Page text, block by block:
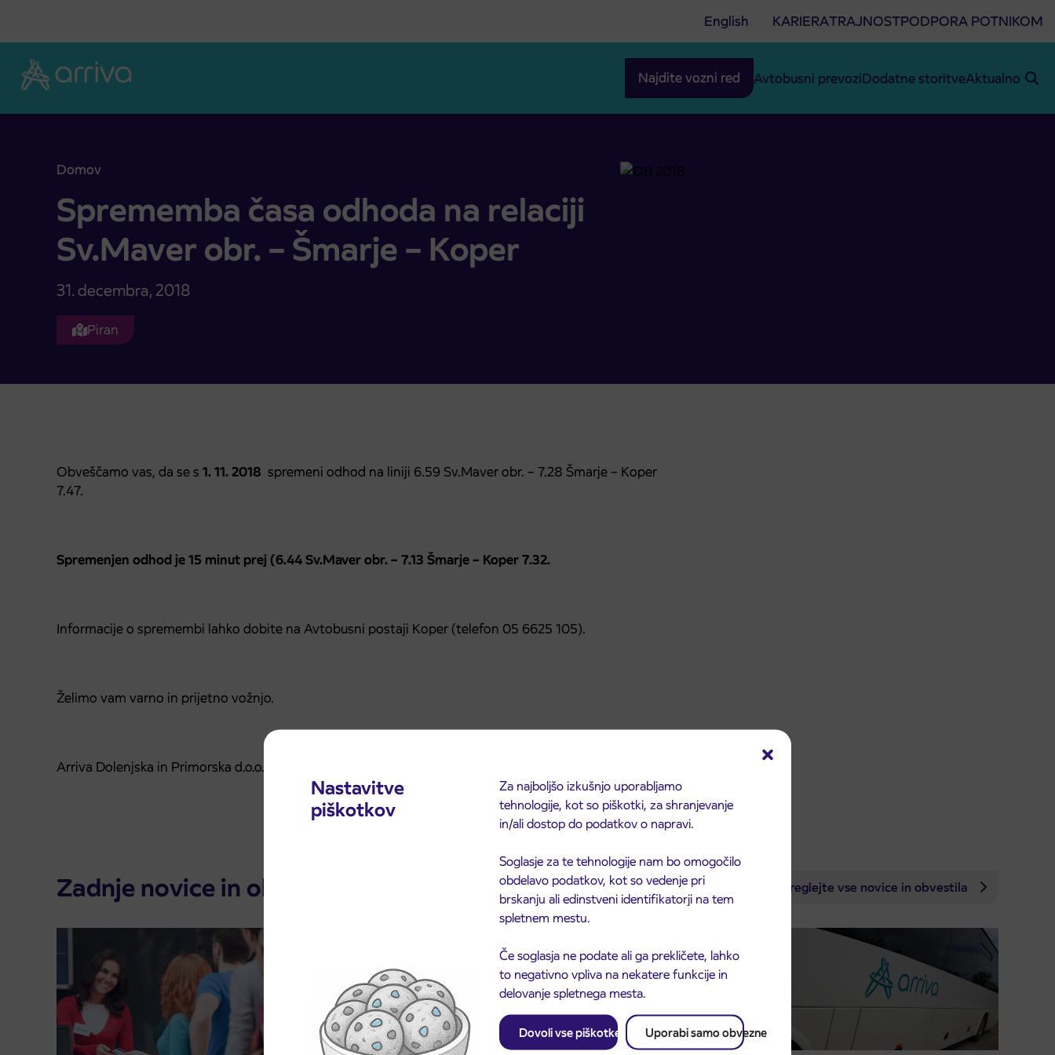
Nastavitve
piškotkov
Za najboljšo izkušnjo uporabljamo
tehnologije, kot so piškotki, za shranjevanje
in/ali dostop do podatkov o napravi.
Soglasje za te tehnologije nam bo omogočilo
obdelavo podatkov, kot so vedenje pri
brskanju ali edinstveni identifikatorji na tem
spletnem mestu.
Če soglasja ne podate ali ga prekličete, lahko
to negativno vpliva na nekatere funkcije in
delovanje spletnega mesta.
Dovoli vse piškotke Uporabi samo obvezne
English KARIERATRAJNOSTPODPORA POTNIKOM
Najdite vozni red Avtobusni prevoziDodatne storitveAktualno
Domov
Sprememba časa odhoda na relaciji Sv.Maver obr. – Šmarje – Koper
Sprememba časa odhoda na relaciji
Sv.Maver obr. – Šmarje – Koper
31. decembra, 2018
Piran
Obveščamo vas, da se s 1. 11. 2018 spremeni odhod na liniji 6.59 Sv.Maver obr. – 7.28 Šmarje – Koper
7.47.
Spremenjen odhod je 15 minut prej (6.44 Sv.Maver obr. – 7.13 Šmarje – Koper 7.32.
Informacije o spremembi lahko dobite na Avtobusni postaji Koper (telefon 05 6625 105).
Želimo vam varno in prijetno vožnjo.
Arriva Dolenjska in Primorska d.o.o.
Zadnje novice in obvestila Preglejte vse novice in obvestila